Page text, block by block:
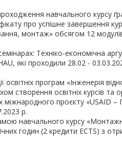
навчального курсу
про успішне завершення
монтаж» обсягом 12
Техніко-економічна
які проходили 28.02 -
освітніх програм «Інженерія
створення освітніх курсів та
проєкту «USAID –
р.
навчального курсу
годин (2 кредити ECTS) з